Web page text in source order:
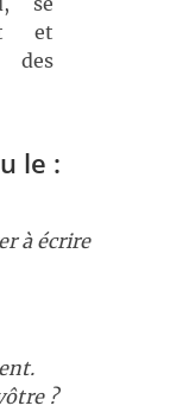
et
des
le :
à écrire
?